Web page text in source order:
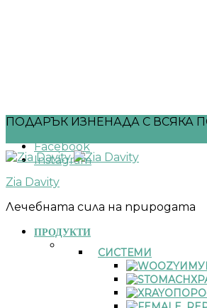
ПОДАРЪК ИЗНЕНАДА С ВСЯКА
Facebook
Instagram
Zia Davity
Лечебната сила на природата
ПРОДУКТИ
СИСТЕМИ